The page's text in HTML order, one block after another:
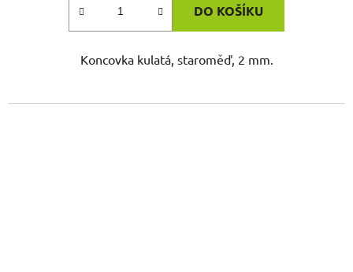
DO KOŠÍKU
Koncovka kulatá, staroměď, 2 mm.